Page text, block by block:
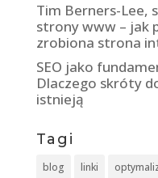
Tim Berners-Lee,
strony www – jak
zrobiona strona
SEO jako
Dlaczego skróty
istnieją
Tagi
blog linki